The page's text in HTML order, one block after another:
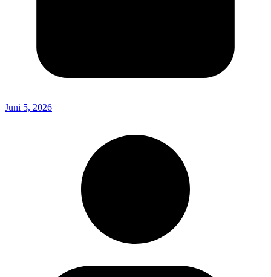
Juni 5, 2026